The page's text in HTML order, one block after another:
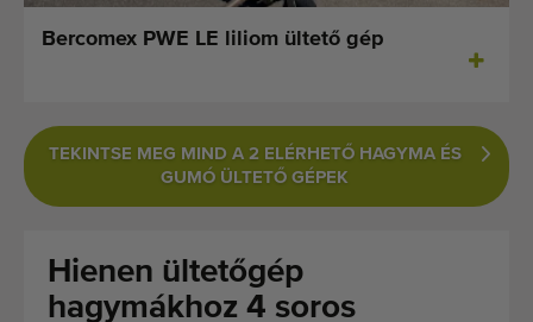
Gépeink külföldre szállítása
Gépek
Rólunk
Bercomex PWE LE liliom ültető gép
TEKINTSE MEG MIND A 2 ELÉRHETŐ HAGYMA ÉS
GUMÓ ÜLTETŐ GÉPEK
Hienen ültetőgép
hagymákhoz 4 soros